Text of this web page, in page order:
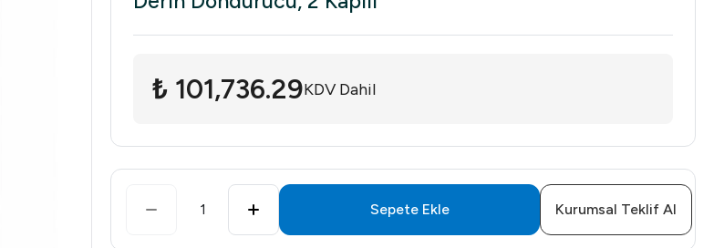
₺ 101,736.29KDV Dahil
1 Sepete Ekle Kurumsal Teklif Al